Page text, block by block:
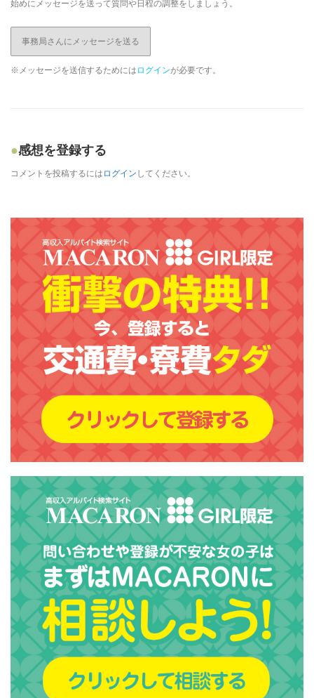
始めにメッセージを送って質問や日程の調整をしましょう。
事務局さんにメッセージを送る
※メッセージを送信するためには ログインが必要です。
感想を登録する
コメントを投稿するには ログイン してください。